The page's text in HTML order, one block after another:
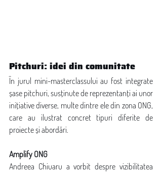
Pitchuri: idei din comunitate
În jurul mini-masterclassului au fost integrate
șase pitchuri, susținute de reprezentanți ai unor
inițiative diverse, multe dintre ele din zona ONG,
care au ilustrat concret tipuri diferite de
proiecte și abordări.
Amplify ONG
Andreea Chiuaru a vorbit despre vizibilitatea